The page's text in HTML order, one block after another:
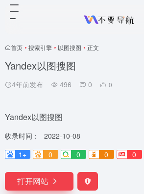
首页 • 搜索引擎 • 以图搜图 • 正文
Yandex以图搜图
4年前发布 496 0 0
Yandex以图搜图
收录时间：
2022-10-08
1+
0 0 0 0
打开网站